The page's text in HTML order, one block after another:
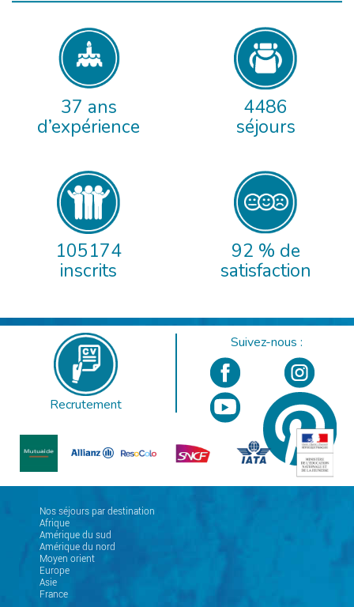
37 ans
d’expérience
4486
séjours
105174
inscrits
92 % de
satisfaction
Recrutement
Suivez-nous :
Nos séjours par destination
Afrique
Amérique du sud
Amérique du nord
Moyen orient
Europe
Asie
France